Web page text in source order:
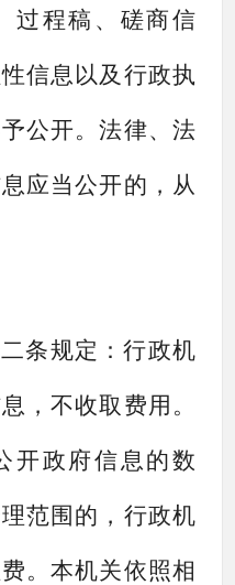
过程稿、磋商信
信息以及行政执
公开。法律、法
应当公开的，从
条规定：行政机
，不收取费用。
开政府信息的数
范围的，行政机
。本机关依照相